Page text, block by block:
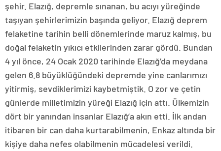
şehir. Elazığ, depremle sınanan, bu acıyı yüreğinde
taşıyan şehirlerimizin başında geliyor. Elazığ deprem
felaketine tarihin belli dönemlerinde maruz kalmış, bu
doğal felaketin yıkıcı etkilerinden zarar gördü. Bundan
4 yıl önce, 24 Ocak 2020 tarihinde Elazığ’da meydana
gelen 6.8 büyüklüğündeki depremde yine canlarımızı
yitirmiş, sevdiklerimizi kaybetmiştik. O zor ve çetin
günlerde milletimizin yüreği Elazığ için attı. Ülkemizin
dört bir yanından insanlar Elazığ’a akın etti. İlk andan
itibaren bir can daha kurtarabilmenin, Enkaz altında bir
kişiye daha nefes olabilmenin mücadelesi verildi.